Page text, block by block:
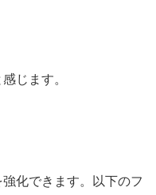
じます。
化できます。以下のフ